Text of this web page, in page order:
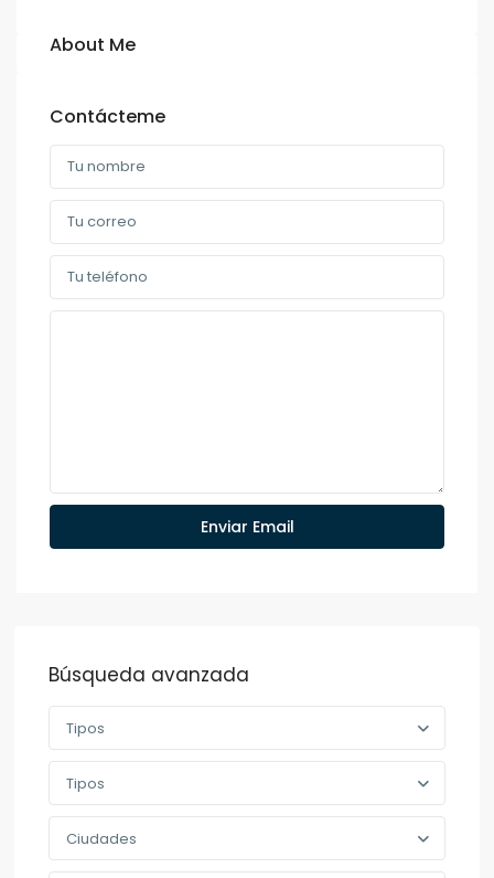
About Me
Contácteme
Búsqueda avanzada
Tipos
Tipos
Ciudades